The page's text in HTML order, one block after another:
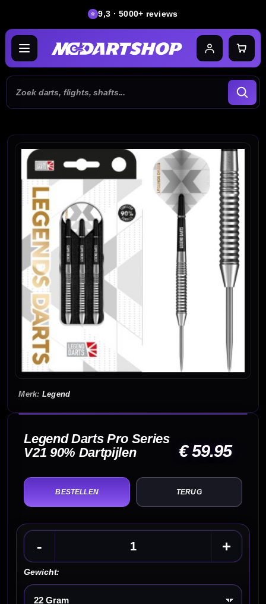
9,3 · 5000+ reviews
Legend
Legend Darts Pro Series
V21 90% Dartpijlen
€ 59.95
TERUG
- +
Gewicht:
Kies een optie